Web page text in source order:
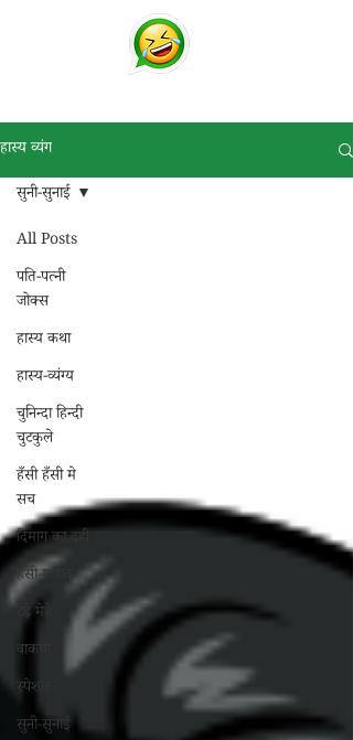
हास्य व्यंग
All Posts
पति-पत्नी
जोक्स
हास्य कथा
हास्य-व्यंग्य
चुनिन्दा हिन्दी
चुटकुले
हँसी हँसी मे
सच
दिमाग का दही
हंसी-मजाक
टेढ़े मेढे
वाकया
स्पेशल
सुनी-सुनाई
सुनी-सुनाई